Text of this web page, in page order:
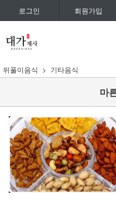
로그인 회원가입
뒤풀이음식 기타음식
마